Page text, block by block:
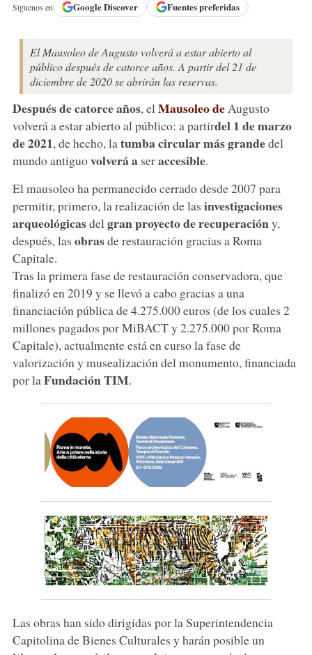
Síguenos en GoogleDiscover Fuentes preferidas
El Mausoleo de Augusto volverá a estar abierto al
público después de catorce años. A partir del 21 de
diciembre de 2020 se abrirán las reservas.
Después de catorce años, el Mausoleo deAugusto
volverá a estar abierto al público: a partirdel 1 de marzo
de 2021, de hecho, la tumba circular más grandedel
mundo antiguovolverá a seraccesible.
El mausoleo ha permanecido cerrado desde 2007 para
permitir, primero, la realización de las investigaciones
arqueológicasdel gran proyecto de recuperacióny,
después, las obrasde restauración gracias a Roma
Capitale.
Tras la primera fase de restauración conservadora, que
finalizó en 2019 y se llevó a cabo gracias a una
financiación pública de 4.275.000 euros (de los cuales 2
millones pagados por MiBACT y 2.275.000 por Roma
Capitale), actualmente está en curso la fase de
valorización y musealización del monumento, financiada
por la Fundación TIM.
Las obras han sido dirigidas por la Superintendencia
Capitolina de Bienes Culturales y harán posible un